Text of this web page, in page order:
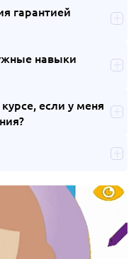
гарантией
навыки
если у меня